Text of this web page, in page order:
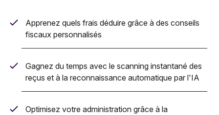
Apprenez quels frais déduire grâce à des conseils
fiscaux personnalisés
Gagnez du temps avec le scanning instantané des
reçus et à la reconnaissance automatique par l'IA
Optimisez votre administration grâce à la